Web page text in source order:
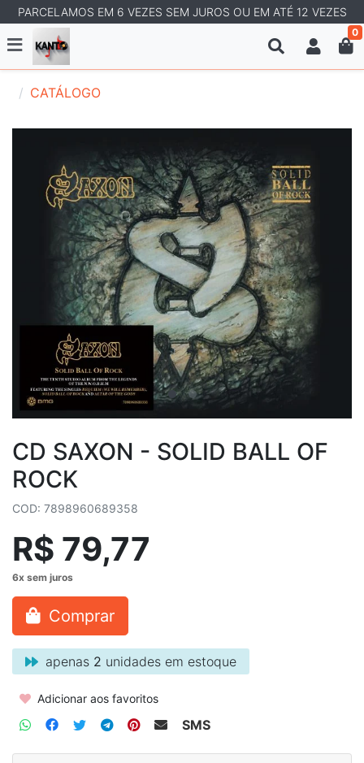
PARCELAMOS EM 6 VEZES SEM JUROS OU EM ATÉ 12 VEZES
0
CATÁLOGO
CD SAXON - SOLID BALL OF
ROCK
COD: 7898960689358
R$ 79,77
Comprar
apenas 2 unidades em estoque
Adicionar aos favoritos
SMS